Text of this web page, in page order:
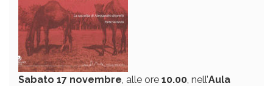
Sabato 17 novembre, alle ore 10.00, nell’Aula